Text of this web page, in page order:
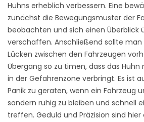
Huhns erheblich verbessern. Eine
zunächst die Bewegungsmuster der
beobachten und sich einen Überblick
verschaffen. Anschließend sollte man
Lücken zwischen den Fahrzeugen
Übergang so zu timen, dass das
in der Gefahrenzone verbringt. Es ist
Panik zu geraten, wenn ein Fahrzeug
sondern ruhig zu bleiben und schnell
treffen. Geduld und Präzision sind hier